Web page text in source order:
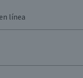
línea